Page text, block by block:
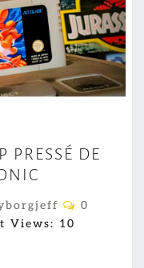
PRESSÉ DE
C
0
Views: 10